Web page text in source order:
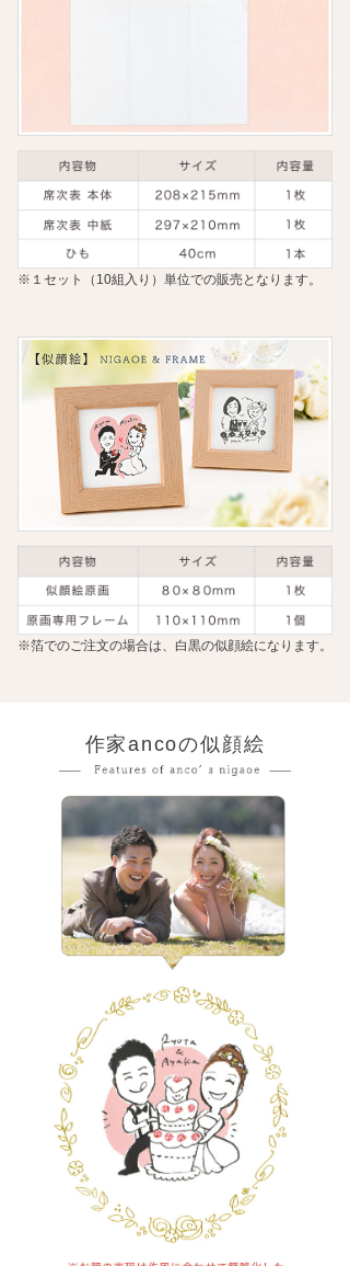
※１セット（10組入り）単位での販売となります。
※箔でのご注文の場合は、白黒の似顔絵になります。
作家ancoの似顔絵